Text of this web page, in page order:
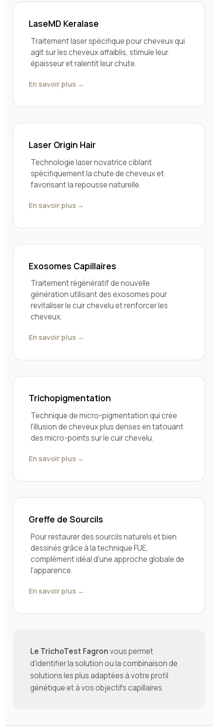
LaseMD Keralase
Traitement laser spécifique pour cheveux qui
agit sur les cheveux affaiblis, stimule leur
épaisseur et ralentit leur chute.
En savoir plus →
Laser Origin Hair
Technologie laser novatrice ciblant
spécifiquement la chute de cheveux et
favorisant la repousse naturelle.
En savoir plus →
Exosomes Capillaires
Traitement régénératif de nouvelle
génération utilisant des exosomes pour
revitaliser le cuir chevelu et renforcer les
cheveux.
En savoir plus →
Trichopigmentation
Technique de micro-pigmentation qui crée
l'illusion de cheveux plus denses en tatouant
des micro-points sur le cuir chevelu.
En savoir plus →
Greffe de Sourcils
Pour restaurer des sourcils naturels et bien
dessinés grâce à la technique FUE,
complément idéal d'une approche globale de
l'apparence.
En savoir plus →
Le TrichoTest Fagronvous permet
d'identifier la solution ou la combinaison de
solutions les plus adaptées à votre profil
génétique et à vos objectifs capillaires.